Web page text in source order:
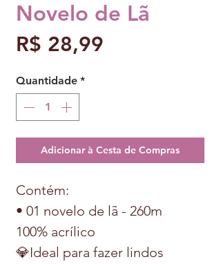
Novelo de Lã
R$ 28,99
Quantidade *
Adicionar à Cesta de Compras
Contém:
• 01 novelo de lã - 260m
100% acrílico
💎Ideal para fazer lindos